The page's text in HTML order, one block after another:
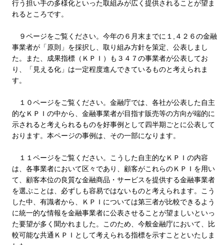
行う担い手の多様化といった取組みが広く提供されることが望ま
れるところです。
９ページをご覧ください。今年の６月末までに１,４２６の金融
事業者が「原則」を採択し、取り組み方針を策定、公表しまし
た。また、成果指標（ＫＰＩ）も３４７の事業者が公表してお
り、「見える化」は一定程度進んできているものと考えられま
す。
１０ページをご覧ください。金融庁では、各社が公表した自主
的なＫＰＩの中から、金融事業者が目指す販売等の方向が端的に
示されると考えられるものを好事例として四半期ごとに公表して
おります。本ページの事例は、その一部になります。
１１ページをご覧ください。こうした自主的なＫＰＩの内容
は、各事業者において区々であり、顧客がこれらのＫＰＩを用い
て、顧客本位の良質な金融商品・サービスを提供する金融事業者
を選ぶことは、必ずしも容易ではないものと考えられます。こう
した中、有識者から、ＫＰＩについては第三者が比較できるよう
に統一的な情報を金融事業者に公表させることが望ましいといっ
た要望が多く聞かれました。このため、今般金融庁において、比
較可能な共通ＫＰＩとして考えられる指標を示すことといたしま